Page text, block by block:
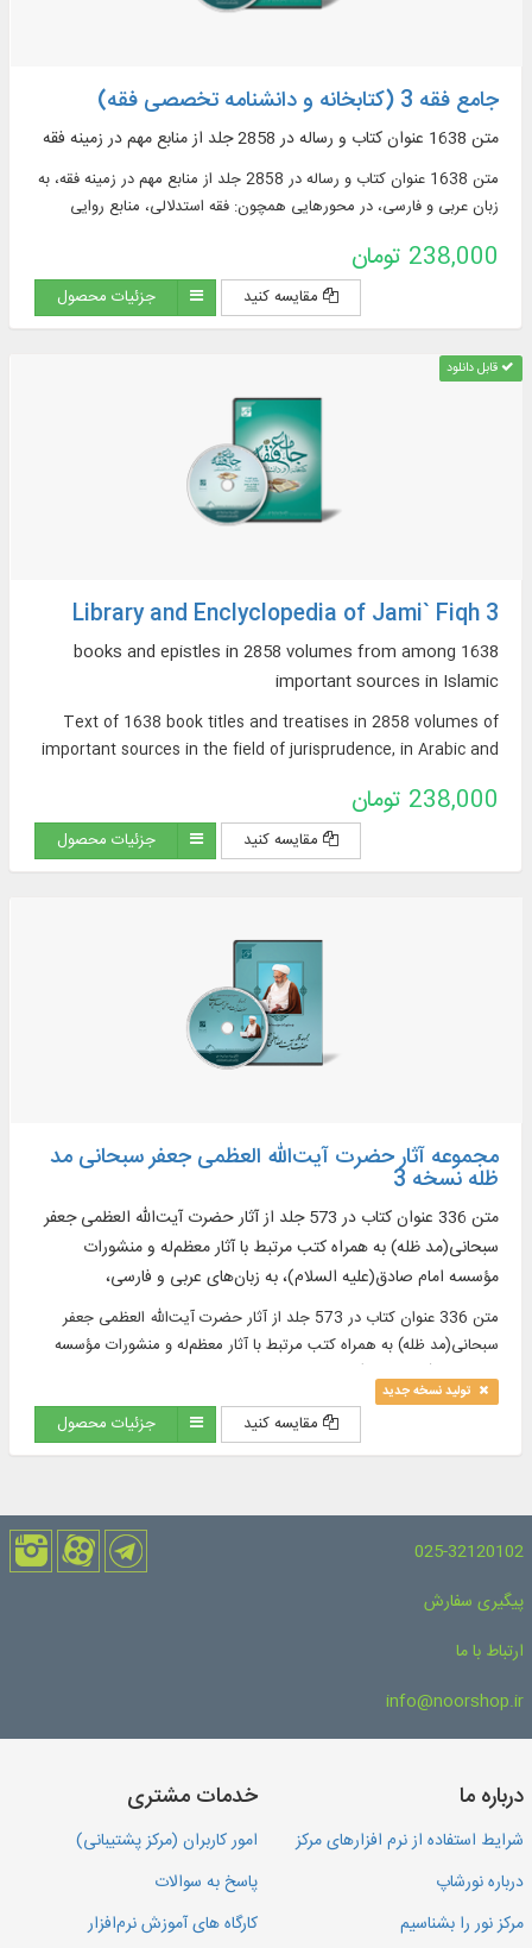
جامع فقه 3 (کتابخانه و دانشنامه تخصصی فقه)
متن 1638 عنوان کتاب و رساله در 2858 جلد از منابع مهم در زمينه فقه
متن 1638 عنوان کتاب و رساله در 2858 جلد از منابع مهم در زمينه فقه، به
زبان عربی و فارسی، در محورهایی همچون: فقه استدلالی، منابع روایی
مستحدثه، فقه مقارن ...
238,000 تومان
مقایسه کنید جزئیات محصول
قابل دانلود
Library and Enclyclopedia of Jami` Fiqh 3
1638 books and epistles in 2858 volumes from among
important sources in Islamic
Text of 1638 book titles and treatises in 2858 volumes of
important sources in the field of jurisprudence, in Arabic and
narrative sources of jurisprudence, supplications and
pilgrimages, practical inquiries and treatises, Hajj rituals and
newly introduced issues, contemporary jurisprudence...
238,000 تومان
مقایسه کنید جزئیات محصول
مجموعه آثار حضرت آیت‌الله العظمی جعفر سبحانی مد
ظله نسخه 3
متن 336 عنوان کتاب در 573 جلد از آثار حضرت‌ آیت‌الله العظمی جعفر
سبحانی(مد ظله) به همراه کتب مرتبط با آثار معظم‌له و منشورات
مؤسسه امام صادق(علیه السلام)، به زبان‌های عربی و فارسی،
متن 336 عنوان کتاب در 573 جلد از آثار حضرت‌ آیت‌الله العظمی جعفر
سبحانی(مد ظله) به همراه کتب مرتبط با آثار معظم‌له و منشورات مؤسسه
امام صادق(علیه السلام)، به زبان‌های عربی و فارسی،
تولید نسخه جدید
مقایسه کنید جزئیات محصول
025-32120102
پیگیری سفارش
ارتباط با ما
info@noorshop.ir
درباره ما
شرایط استفاده از نرم افزارهای مرکز
درباره نورشاپ
مرکز نور را بشناسیم
خدمات مشتری
امور کاربران (مرکز پشتیبانی)
پاسخ به سوالات
کارگاه های آموزش نرم‌افزار